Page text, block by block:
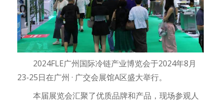
2024FLE广州国际冷链产业博览会于2024年8月
23-25日在广州 · 广交会展馆A区盛大举行。
本届展览会汇聚了优质品牌和产品，现场参观人